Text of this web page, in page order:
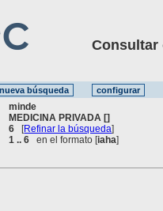
Consultar
minde
MEDICINA PRIVADA []
6 [Refinar la búsqueda]
1 .. 6 en el formato [iaha]